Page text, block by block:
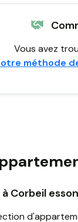
Vous avez
méthode
Corbeil